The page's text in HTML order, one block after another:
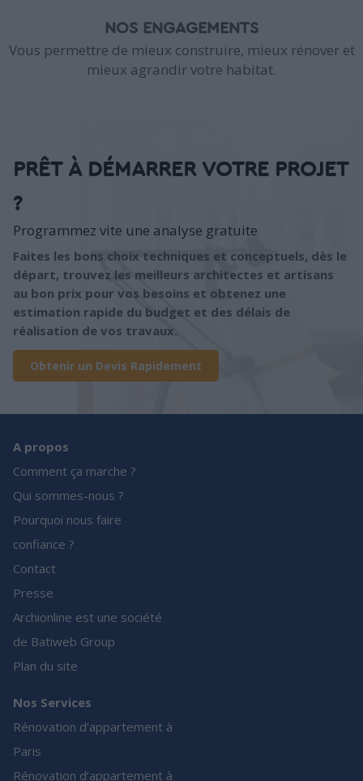
NOS ENGAGEMENTS
Vous permettre de mieux construire, mieux rénover et
mieux agrandir votre habitat.
PRÊT À DÉMARRER VOTRE PROJET
?
Programmez vite une analyse gratuite
Faites les bons choix techniques et conceptuels, dès le
départ, trouvez les meilleurs architectes et artisans
au bon prix pour vos besoins et obtenez une
estimation rapide du budget et des délais de
réalisation de vos travaux.
Obtenir un Devis Rapidement
A propos
Comment ça marche ?
Qui sommes-nous ?
Pourquoi nous faire
confiance ?
Contact
Presse
Archionline est une société
de Batiweb Group
Plan du site
Nos Services
Rénovation d’appartement à
Paris
Rénovation d’appartement à